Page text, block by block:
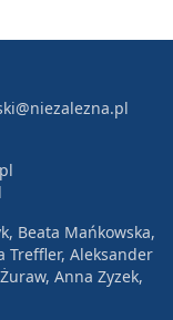
Beata Mańkowska,
Treffler, Aleksander
Anna Zyzek,